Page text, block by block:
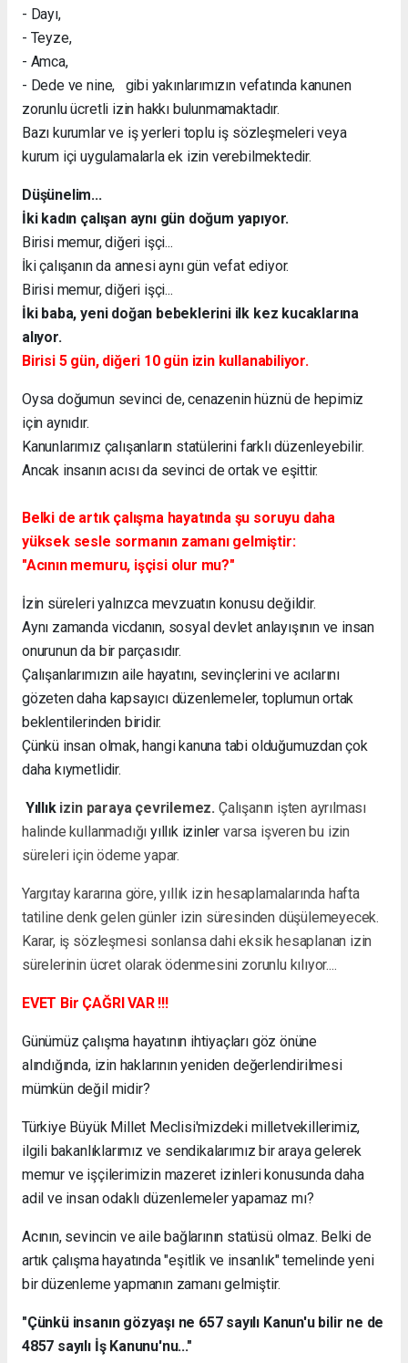
- Dayı,
- Teyze,
- Amca,
- Dede ve nine, gibi yakınlarımızın vefatında kanunen
zorunlu ücretli izin hakkı bulunmamaktadır.
Bazı kurumlar ve iş yerleri toplu iş sözleşmeleri veya
kurum içi uygulamalarla ek izin verebilmektedir.
Düşünelim...
İki kadın çalışan aynı gün doğum yapıyor.
Birisi memur, diğeri işçi...
İki çalışanın da annesi aynı gün vefat ediyor.
Birisi memur, diğeri işçi...
İki baba, yeni doğan bebeklerini ilk kez kucaklarına
alıyor.
Birisi 5 gün, diğeri 10 gün izin kullanabiliyor.
Oysa doğumun sevinci de, cenazenin hüznü de hepimiz
için aynıdır.
Kanunlarımız çalışanların statülerini farklı düzenleyebilir.
Ancak insanın acısı da sevinci de ortak ve eşittir.
Belki de artık çalışma hayatında şu soruyu daha
yüksek sesle sormanın zamanı gelmiştir:
"Acının memuru, işçisi olur mu?"
İzin süreleri yalnızca mevzuatın konusu değildir.
Aynı zamanda vicdanın, sosyal devlet anlayışının ve insan
onurunun da bir parçasıdır.
Çalışanlarımızın aile hayatını, sevinçlerini ve acılarını
gözeten daha kapsayıcı düzenlemeler, toplumun ortak
beklentilerinden biridir.
Çünkü insan olmak, hangi kanuna tabi olduğumuzdan çok
daha kıymetlidir.
Yıllıkizin paraya çevrilemez. Çalışanın işten ayrılması
halinde kullanmadığı yıllık izinler varsa işveren bu izin
süreleri için ödeme yapar.
Yargıtay kararına göre, yıllık izin hesaplamalarında hafta
tatiline denk gelen günler izin süresinden düşülemeyecek.
Karar, iş sözleşmesi sonlansa dahi eksik hesaplanan izin
sürelerinin ücret olarak ödenmesini zorunlu kılıyor....
EVET Bir ÇAĞRI VAR !!!
Günümüz çalışma hayatının ihtiyaçları göz önüne
alındığında, izin haklarının yeniden değerlendirilmesi
mümkün değil midir?
Türkiye Büyük Millet Meclisi'mizdeki milletvekillerimiz,
ilgili bakanlıklarımız ve sendikalarımız bir araya gelerek
memur ve işçilerimizin mazeret izinleri konusunda daha
adil ve insan odaklı düzenlemeler yapamaz mı?
Acının, sevincin ve aile bağlarının statüsü olmaz. Belki de
artık çalışma hayatında "eşitlik ve insanlık" temelinde yeni
bir düzenleme yapmanın zamanı gelmiştir.
"Çünkü insanın gözyaşı ne 657 sayılı Kanun'u bilir ne de
4857 sayılı İş Kanunu'nu..."